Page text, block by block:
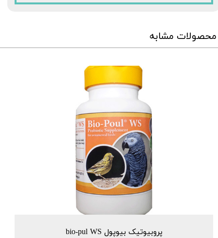
محصولات مشابه
پروبیوتیک بیوپول bio-pul WS